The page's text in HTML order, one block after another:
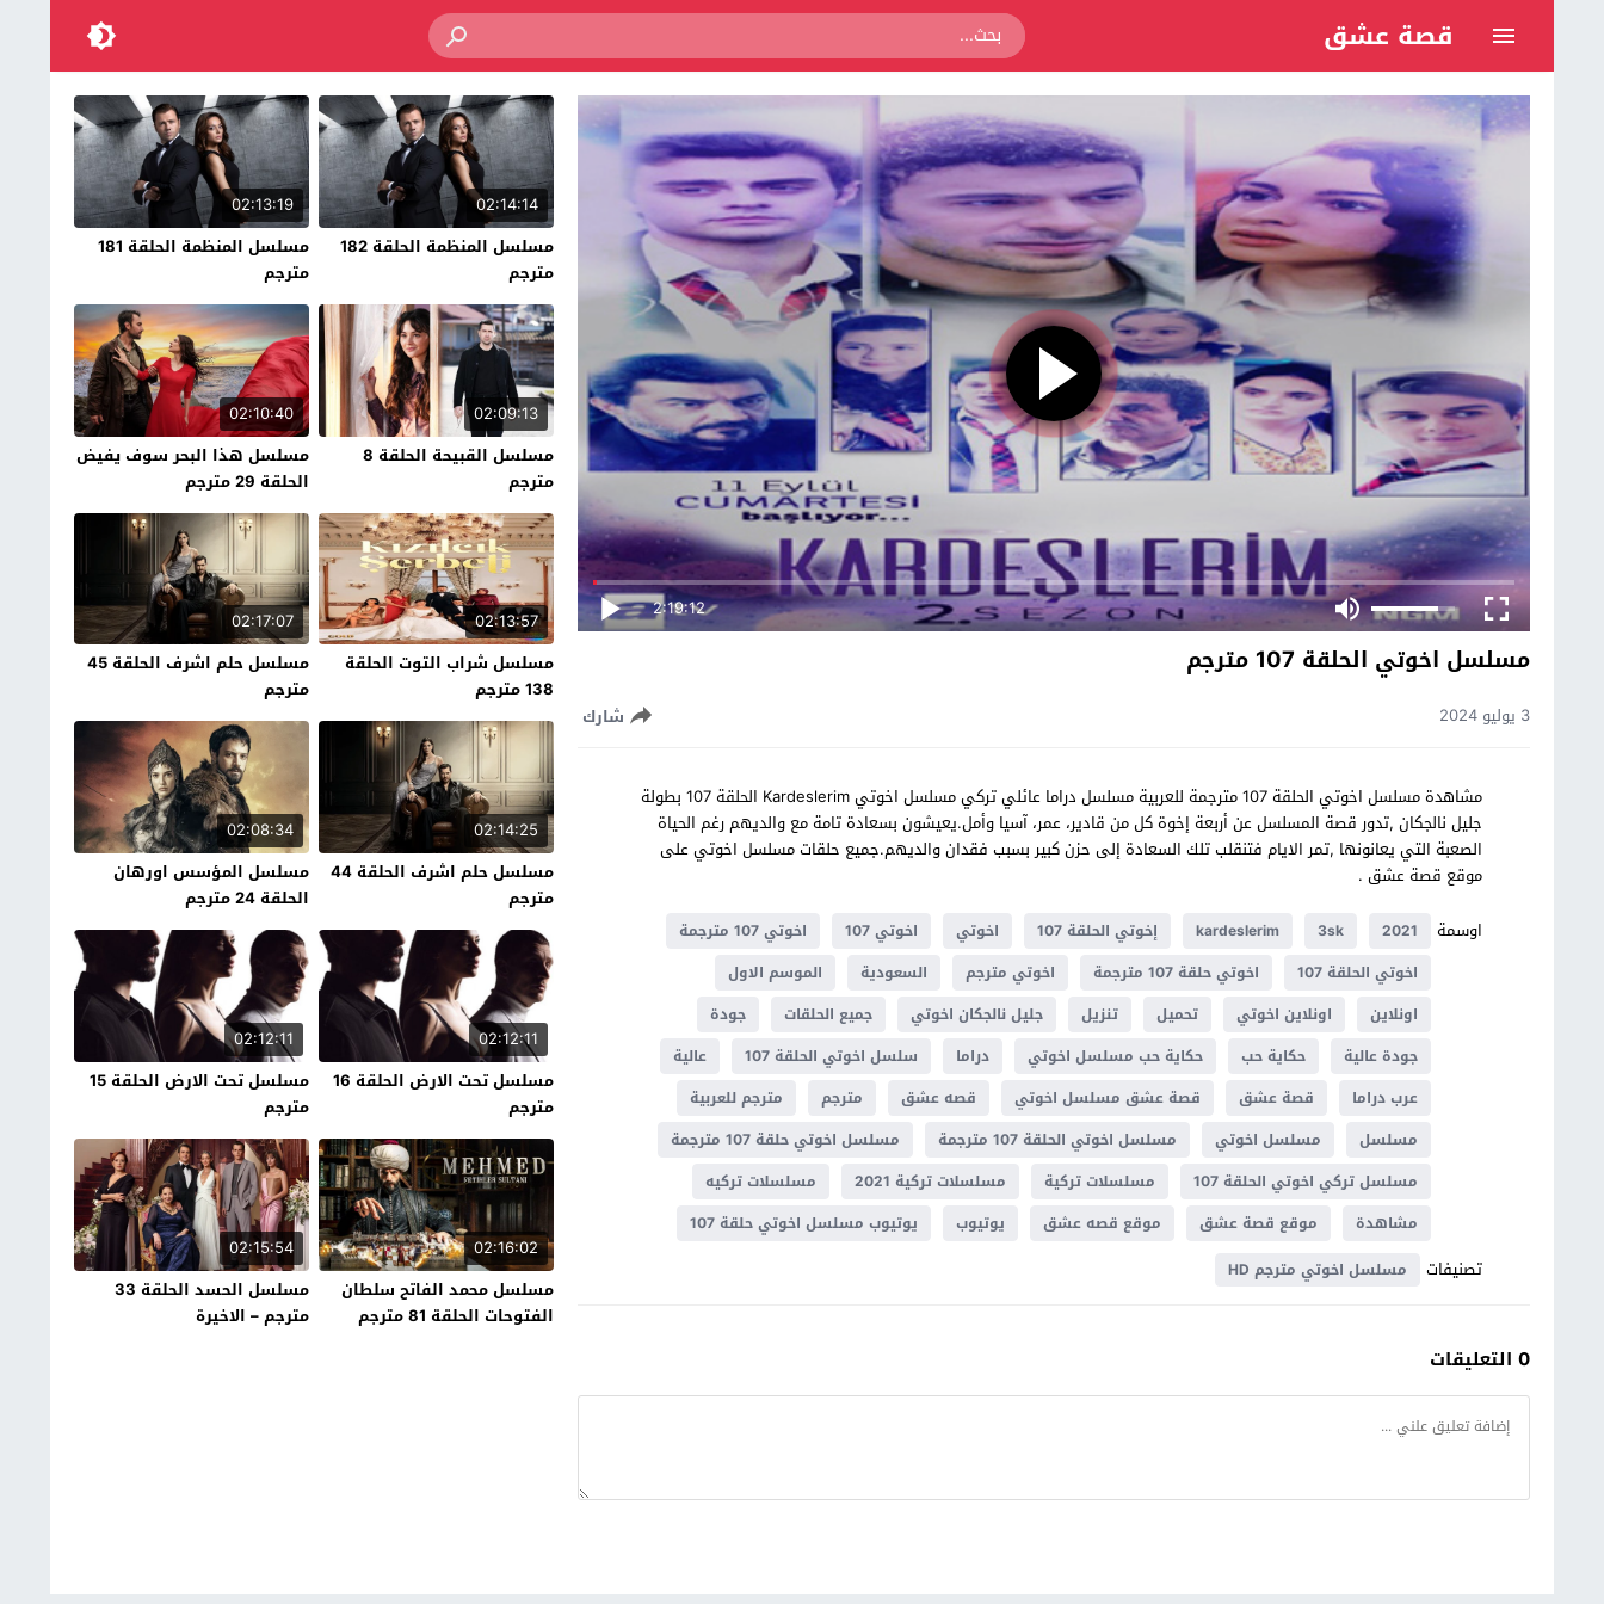
قصة عشق
2:19:12
مسلسل اخوتي الحلقة 107 مترجم
3 يوليو 2024 شارك
مشاهدة مسلسل اخوتي الحلقة 107 مترجمة للعربية مسلسل دراما عائلي تركي مسلسل اخوتي Kardeslerim الحلقة 107 بطولة
جليل نالجكان ,تدور قصة المسلسل عن أربعة إخوة كل من قادير، عمر، آسيا وأمل.يعيشون بسعادة تامة مع والديهم رغم الحياة
الصعبة التي يعانونها ,تمر الايام فتنقلب تلك السعادة إلى حزن كبير بسبب فقدان والديهم.جميع حلقات مسلسل اخوتي على
موقع قصة عشق .
اوسمة
2021
3sk
kardeslerim إخوتي الحلقة 107 اخوتي اخوتي 107
اخوتي 107 مترجمة
اخوتي الحلقة 107
اخوتي حلقة 107 مترجمة اخوتي مترجم السعودية
الموسم الاول
اونلاين
اونلاين اخوتي تحميل تنزيل جليل نالجكان اخوتي جميع الحلقات
جودة
جودة عالية
حكاية حب حكاية حب مسلسل اخوتي دراما سلسل اخوتي الحلقة 107
عالية
عرب دراما
قصة عشق قصة عشق مسلسل اخوتي قصه عشق مترجم
مترجم للعربية
مسلسل
مسلسل اخوتي مسلسل اخوتي الحلقة 107 مترجمة
مسلسل اخوتي حلقة 107 مترجمة
مسلسل تركي اخوتي الحلقة 107
مسلسلات تركية مسلسلات تركية 2021
مسلسلات تركيه
مشاهدة
موقع قصة عشق موقع قصه عشق يوتيوب يوتيوب مسلسل اخوتي حلقة 107
تصنيفات مسلسل اخوتي مترجم HD
0 التعليقات
02:14:14
مسلسل المنظمة الحلقة 182
مترجم
02:13:19
مسلسل المنظمة الحلقة 181
مترجم
02:09:13
مسلسل القبيحة الحلقة 8
مترجم
02:10:40
مسلسل هذا البحر سوف يفيض
الحلقة 29 مترجم
02:13:57
مسلسل شراب التوت الحلقة
138 مترجم
02:17:07
مسلسل حلم اشرف الحلقة 45
مترجم
02:14:25
مسلسل حلم اشرف الحلقة 44
مترجم
02:08:34
مسلسل المؤسس اورهان
الحلقة 24 مترجم
02:12:11
مسلسل تحت الارض الحلقة 16
مترجم
02:12:11
مسلسل تحت الارض الحلقة 15
مترجم
02:16:02
مسلسل محمد الفاتح سلطان
الفتوحات الحلقة 81 مترجم
02:15:54
مسلسل الحسد الحلقة 33
مترجم – الاخيرة